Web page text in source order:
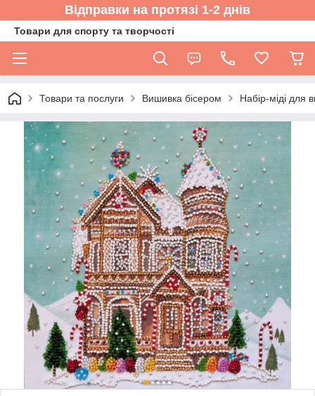
Відправки на протязі 1-2 днів
Товари для спорту та творчості
Товари та послуги Вишивка бісером Набір-міді для